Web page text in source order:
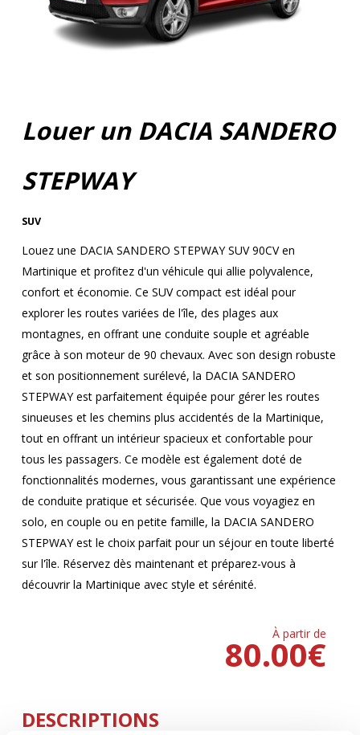
Louer un DACIA SANDERO
STEPWAY
SUV
Louez une DACIA SANDERO STEPWAY SUV 90CV en
Martinique et profitez d'un véhicule qui allie polyvalence,
confort et économie. Ce SUV compact est idéal pour
explorer les routes variées de l'île, des plages aux
montagnes, en offrant une conduite souple et agréable
grâce à son moteur de 90 chevaux. Avec son design robuste
et son positionnement surélevé, la DACIA SANDERO
STEPWAY est parfaitement équipée pour gérer les routes
sinueuses et les chemins plus accidentés de la Martinique,
tout en offrant un intérieur spacieux et confortable pour
tous les passagers. Ce modèle est également doté de
fonctionnalités modernes, vous garantissant une expérience
de conduite pratique et sécurisée. Que vous voyagiez en
solo, en couple ou en petite famille, la DACIA SANDERO
STEPWAY est le choix parfait pour un séjour en toute liberté
sur l'île. Réservez dès maintenant et préparez-vous à
découvrir la Martinique avec style et sérénité.
À partir de
€
80.00
DESCRIPTIONS